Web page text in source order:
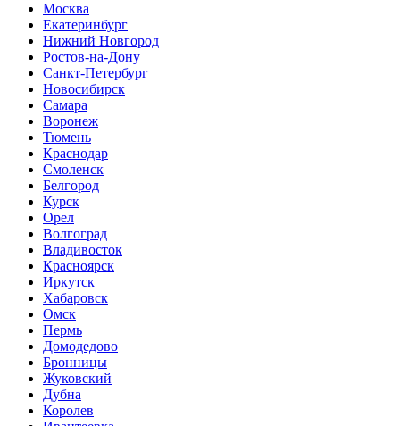
Москва
Екатеринбург
Нижний Новгород
Ростов-на-Дону
Санкт-Петербург
Новосибирск
Самара
Воронеж
Тюмень
Краснодар
Смоленск
Белгород
Курск
Орел
Волгоград
Владивосток
Красноярск
Иркутск
Хабаровск
Омск
Пермь
Домодедово
Бронницы
Жуковский
Дубна
Королев